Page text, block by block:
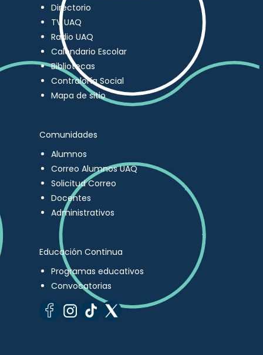
Directorio
TV UAQ
Radio UAQ
Calendario Escolar
Bibliotecas
Contraloría Social
Mapa de sitio
Comunidades
Alumnos
Correo Alumnos UAQ
Solicitud Correo
Docentes
Administrativos
Educación Continua
Programas educativos
Convocatorias